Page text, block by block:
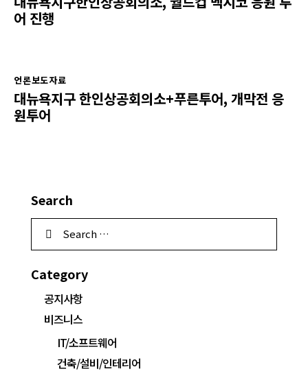
어 진행
언론보도자료
대뉴욕지구 한인상공회의소+푸른투어, 개막전 응
원투어
Search
Category
공지사항
비즈니스
IT/소프트웨어
건축/설비/인테리어